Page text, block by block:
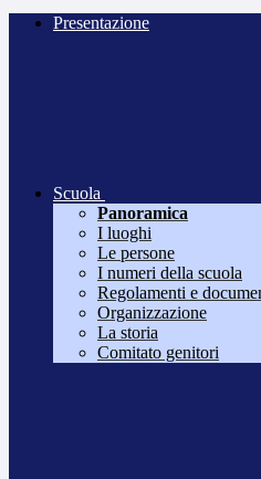
Presentazione
Scuola
Panoramica
I luoghi
Le persone
I numeri della scuola
Regolamenti e
Organizzazione
La storia
Comitato genitori